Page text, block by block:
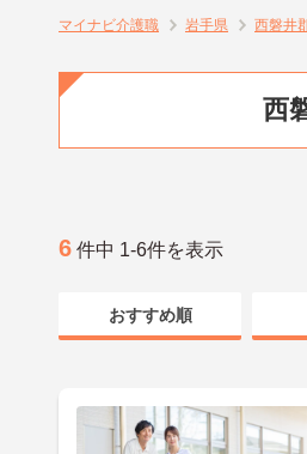
マイナビ介護職 岩手県 西磐井
西
6 件中 1-6件を表示
おすすめ順